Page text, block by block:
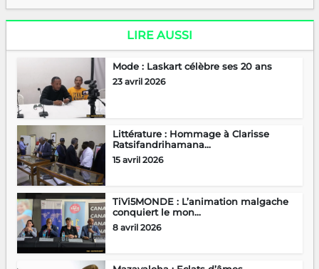
LIRE AUSSI
Mode : Laskart célèbre ses 20 ans
23 avril 2026
Littérature : Hommage à Clarisse
Ratsifandrihamana...
15 avril 2026
TiVi5MONDE : L’animation malgache
conquiert le mon...
8 avril 2026